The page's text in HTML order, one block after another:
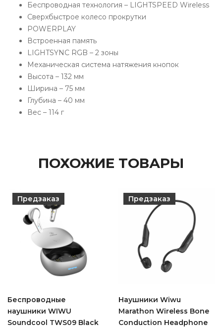
Беспроводная технология – LIGHTSPEED Wireless
Сверхбыстрое колесо прокрутки
POWERPLAY
Встроенная память
LIGHTSYNC RGB – 2 зоны
Механическая система натяжения кнопок
Высота – 132 мм
Ширина – 75 мм
Глубина – 40 мм
Вес – 114 г
ПОХОЖИЕ ТОВАРЫ
Предзаказ
Беспроводные
наушники WIWU
Soundcool TWS09 Black
Предзаказ
Наушники Wiwu
Marathon Wireless Bone
Conduction Headphone